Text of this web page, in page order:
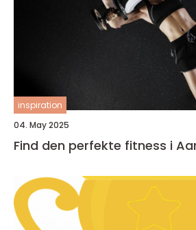
inspiration
04. May 2025
Find den perfekte fitness i